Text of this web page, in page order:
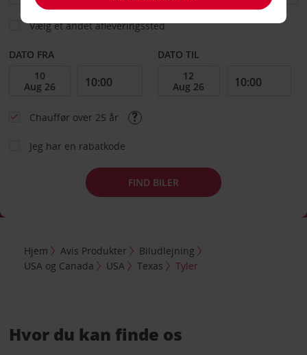
Vælg et andet afleveringssted
DATO FRA DATO TIL
Chauffør over 25 år
Jeg har en rabatkode
FIND BILER
Hjem Avis Produkter
Biludlejning
USA og Canada
USA Texas Tyler
Hvor du kan finde os